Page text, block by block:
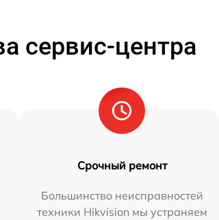
сервис-центра
Срочный ремонт
Большинство неисправностей
техники Hikvision мы устраняем